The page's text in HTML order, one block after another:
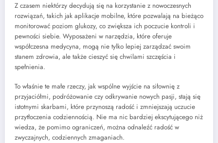
Z czasem niektórzy decydują się na korzystanie z nowoczesnych
rozwiązań, takich jak aplikacje mobilne, które pozwalają na bieżąco
monitorować poziom glukozy, co zwiększa ich poczucie kontroli i
pewności siebie. Wyposażeni w narzędzia, które oferuje
współczesna medycyna, mogą nie tylko lepiej zarządzać swoim
stanem zdrowia, ale także cieszyć się chwilami szczęścia i
spełnienia.
To właśnie te małe rzeczy, jak wspólne wyjście na siłownię z
przyjaciółmi, podróżowanie czy odkrywanie nowych pasji, stają się
istotnymi skarbami, które przynoszą radość i zmniejszają uczucie
przytłoczenia codziennością. Nie ma nic bardziej ekscytującego niż
wiedza, że pomimo ograniczeń, można odnaleźć radość w
zwyczajnych, codziennych zmaganiach.